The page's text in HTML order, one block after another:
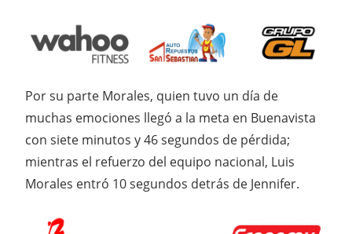
Por su parte Morales, quien tuvo un día de
muchas emociones llegó a la meta en Buenavista
con siete minutos y 46 segundos de pérdida;
mientras el refuerzo del equipo nacional, Luis
Morales entró 10 segundos detrás de Jennifer.